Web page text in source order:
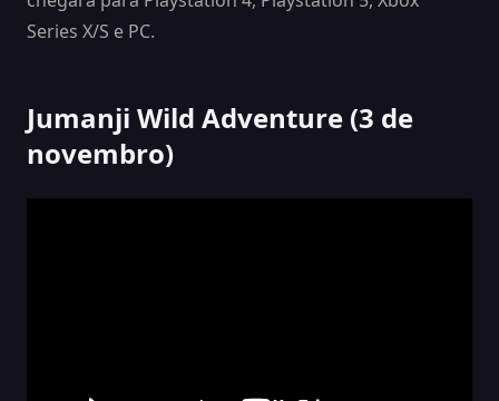
Series X/S e PC.
Jumanji Wild Adventure (3 de
novembro)